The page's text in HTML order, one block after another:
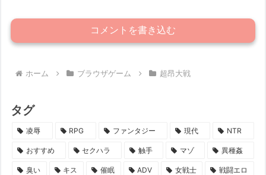
コメントを書き込む
ホーム ブラウザゲーム 超昂大戦
タグ
凌辱 RPG ファンタジー 現代 NTR
おすすめ セクハラ 触手 マゾ 異種姦
臭い キス 催眠 ADV 女戦士 戦闘エロ